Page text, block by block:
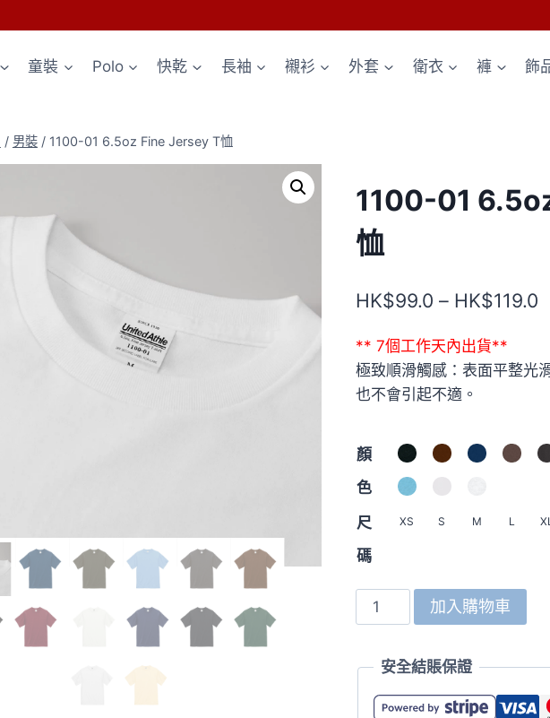
童裝 Polo 快乾 長袖 襯衫 外套 衛衣 褲 飾
/ 男裝 / 1100-01 6.5oz Fine Jersey T恤
1100-01
恤
HK$99.0 – HK$119.0價
** 7個工作天內出貨**
極致順滑觸感：表面平整光
也不會引起不適。
顏
色
尺
碼
XS S M L XL
1100-
01
Fine
Jersey
加入購物車
安全結賬保證